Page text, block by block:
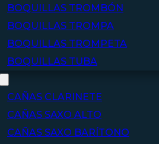
BOQUILLAS TROMBÓN
BOQUILLAS TROMPA
BOQUILLAS TROMPETA
BOQUILLAS TUBA
CAÑAS CLARINETE
CAÑAS SAXO ALTO
CAÑAS SAXO BARÍTONO